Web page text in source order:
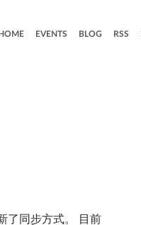
HOME EVENTS BLOG RSS
了同步方式。 目前